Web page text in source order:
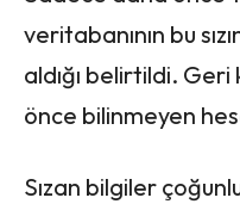
veritabanının bu
aldığı belirtildi.
önce bilinmeyen
Sızan bilgiler